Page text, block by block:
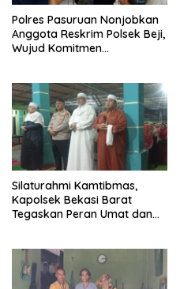
Polres Pasuruan Nonjobkan
Anggota Reskrim Polsek Beji,
Wujud Komitmen
Silaturahmi Kamtibmas,
Kapolsek Bekasi Barat
Tegaskan Peran Umat dan